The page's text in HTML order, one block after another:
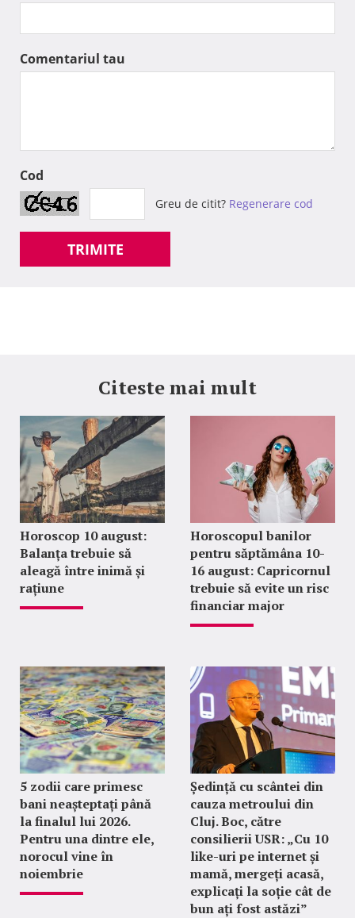
Comentariul tau
Cod
Greu de citit? Regenerare cod
TRIMITE
Citeste mai mult
Horoscop 10 august:
Balanța trebuie să
aleagă între inimă și
rațiune
Horoscopul banilor
pentru săptămâna 10-
16 august: Capricornul
trebuie să evite un risc
financiar major
5 zodii care primesc
bani neașteptați până
la finalul lui 2026.
Pentru una dintre ele,
norocul vine în
noiembrie
Ședință cu scântei din
cauza metroului din
Cluj. Boc, către
consilierii USR: „Cu 10
like-uri pe internet și
mamă, mergeți acasă,
explicați la soție cât de
bun ați fost astăzi”